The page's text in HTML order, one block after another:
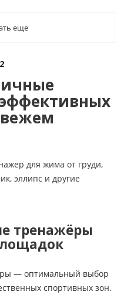
еще
2
для жима от груди,
эллипс и другие
тренажёры
— оптимальный выбор
спортивных зон.